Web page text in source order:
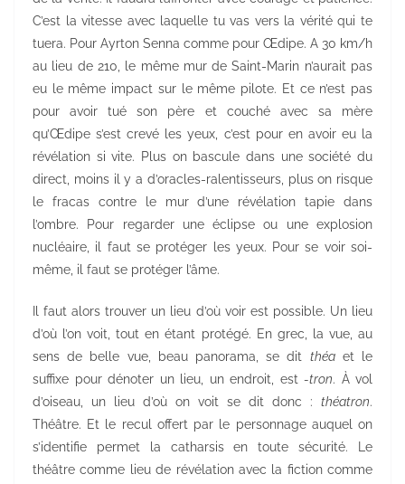
C’est la vitesse avec laquelle tu vas vers la vérité qui te
tuera. Pour Ayrton Senna comme pour Œdipe. A 30 km/h
au lieu de 210, le même mur de Saint-Marin n’aurait pas
eu le même impact sur le même pilote. Et ce n’est pas
pour avoir tué son père et couché avec sa mère
qu’Œdipe s’est crevé les yeux, c’est pour en avoir eu la
révélation si vite. Plus on bascule dans une société du
direct, moins il y a d’oracles-ralentisseurs, plus on risque
le fracas contre le mur d’une révélation tapie dans
l’ombre. Pour regarder une éclipse ou une explosion
nucléaire, il faut se protéger les yeux. Pour se voir soi-
même, il faut se protéger l’âme.
Il faut alors trouver un lieu d’où voir est possible. Un lieu
d’où l’on voit, tout en étant protégé. En grec, la vue, au
sens de belle vue, beau panorama, se dit théaet le
suffixe pour dénoter un lieu, un endroit, est -tron. À vol
d’oiseau, un lieu d’où on voit se dit donc : théatron.
Théâtre. Et le recul offert par le personnage auquel on
s’identifie permet la catharsis en toute sécurité. Le
théâtre comme lieu de révélation avec la fiction comme